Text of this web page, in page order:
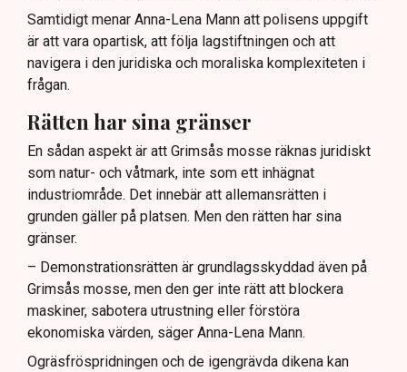
Samtidigt menar Anna-Lena Mann att polisens uppgift
är att vara opartisk, att följa lagstiftningen och att
navigera i den juridiska och moraliska komplexiteten i
frågan.
Rätten har sina gränser
En sådan aspekt är att Grimsås mosse räknas juridiskt
som natur- och våtmark, inte som ett inhägnat
industriområde. Det innebär att allemansrätten i
grunden gäller på platsen. Men den rätten har sina
gränser.
– Demonstrationsrätten är grundlagsskyddad även på
Grimsås mosse, men den ger inte rätt att blockera
maskiner, sabotera utrustning eller förstöra
ekonomiska värden, säger Anna-Lena Mann.
Ogräsfröspridningen och de igengrävda dikena kan